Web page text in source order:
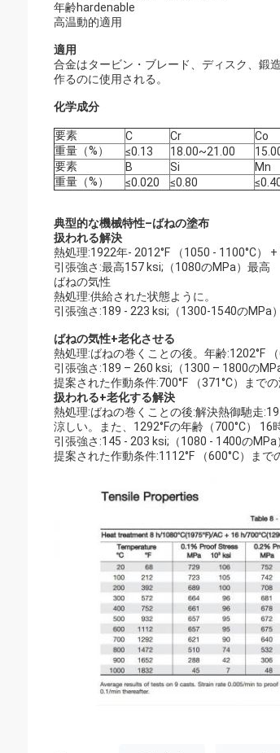
年齢hardenable
高温動的適用
適用
合金はタービン・ブレード、ディスク、鍛
作るのに使用される。
化学成分
要素 C Cr Co
重量（%）
≤0.13 18.00~21.00
要素
B Si Mn
重量（%）
≤0.020 ≤0.80
典型的な機械特性–ばねの塗布
扱われる解決
熱処理:1922年- 2012°F （1050 - 1100°C） +
引張強さ:最高157 ksi;（1080のMPa）最高
ばねの気性
熱処理:供給された状態ように。
引張強さ:189 - 223 ksi;（1300-1540のMPa）
ばねの気性+老化させる
熱処理:ばねの巻くことの後。年齢:1202°F
引張強さ:189 – 260 ksi;（1300 – 1800のMPa
提案された作動条件:700°F （371°C）まで
扱われる+老化する解決
熱処理:ばねの巻くことの後:解決熱御馳走
涼しい。また、1292°Fの年齢（700°C） 16
引張強さ:145 - 203 ksi;（1080 - 1400のMPa
提案された作動条件:1112°F （600°C）ま